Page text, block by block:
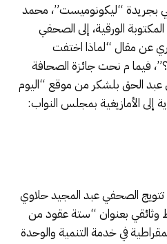
بجريدة “ليكونوميست”، محمد
الورقية، إلى الصحفي
عن مقال “لماذا اختفت
فيما م نحت جائزة الصحافة
عبد الحق بلشكر من موقع “اليوم
إلى الأمازيغية بمجلس النواب:
تتويج الصحفي عبد المجيد حلاوي
وثائقي بعنوان “ستة عقود من
في خدمة التنمية والوحدة